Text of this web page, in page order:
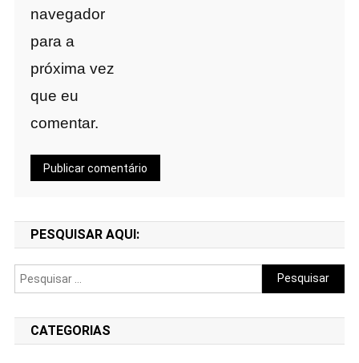
navegador
para a
próxima vez
que eu
comentar.
PESQUISAR AQUI:
Pesquisar
por:
CATEGORIAS